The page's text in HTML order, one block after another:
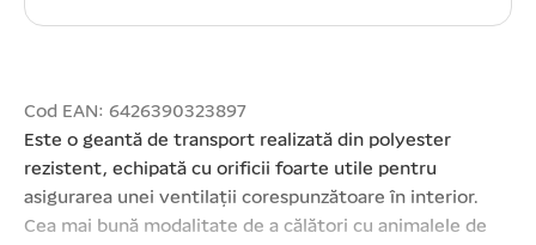
Cod EAN: 6426390323897
Este o geantă de transport realizată din polyester
rezistent, echipată cu orificii foarte utile pentru
asigurarea unei ventilații corespunzătoare în interior.
Cea mai bună modalitate de a călători cu animalele de